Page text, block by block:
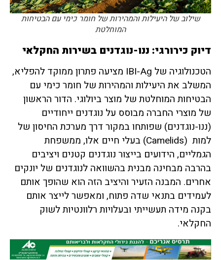
שילוב של היעילות והמהירות של חומר כימי עם הבטיחות
המוחלטת
דיוק כירורגי: ננו-נוגדנים בשירות החקלאי
הטכנולוגיה של IBI-Ag מציעה פתרון ממוקד להפליא,
המשלב את היעילות והמהירות של חומר כימי עם
הבטיחות המוחלטת של מוצר ביולוגי. הדור הראשון
של מוצרי החברה מבוסס על נוגדנים ייחודיים
(ננו-נוגדנים) שפותחו במקור דרך מערכת החיסון של
למות (Camelids) בעלי חיים אלו, ממשפחת
הגמליים, הידועים בייצור נוגדנים קטנים ויציבים
בהרבה מבחינה מבנית בהשוואה לנוגדנים של יונקים
אחרים. המבנה הזעיר והיציב הזה הוא שהופך אותם
לעמידים בתנאי שדה פתוח, ומאפשר לייצר אותם
בקנה מידה תעשייתי ובעלויות רלוונטיות לשוק
החקלאי.